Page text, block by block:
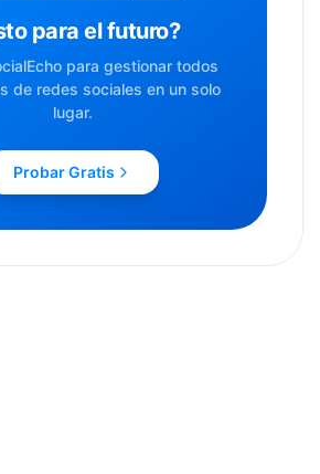
para el futuro?
para gestionar todos
de redes sociales en un solo
lugar.
Probar Gratis